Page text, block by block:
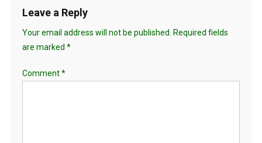
Leave a Reply
Your email address will not be published.
Required fields
are marked *
Comment*